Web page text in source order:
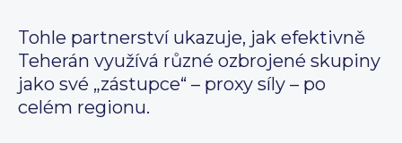
Tohle partnerství ukazuje, jak efektivně
Teherán využívá různé ozbrojené skupiny
jako své „zástupce“ – proxy síly – po
celém regionu.